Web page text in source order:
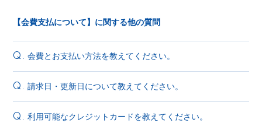
【会費支払について】に関する他の質問
Q. 会費とお支払い方法を教えてください。
Q. 請求日・更新日について教えてください。
Q. 利用可能なクレジットカードを教えてください。